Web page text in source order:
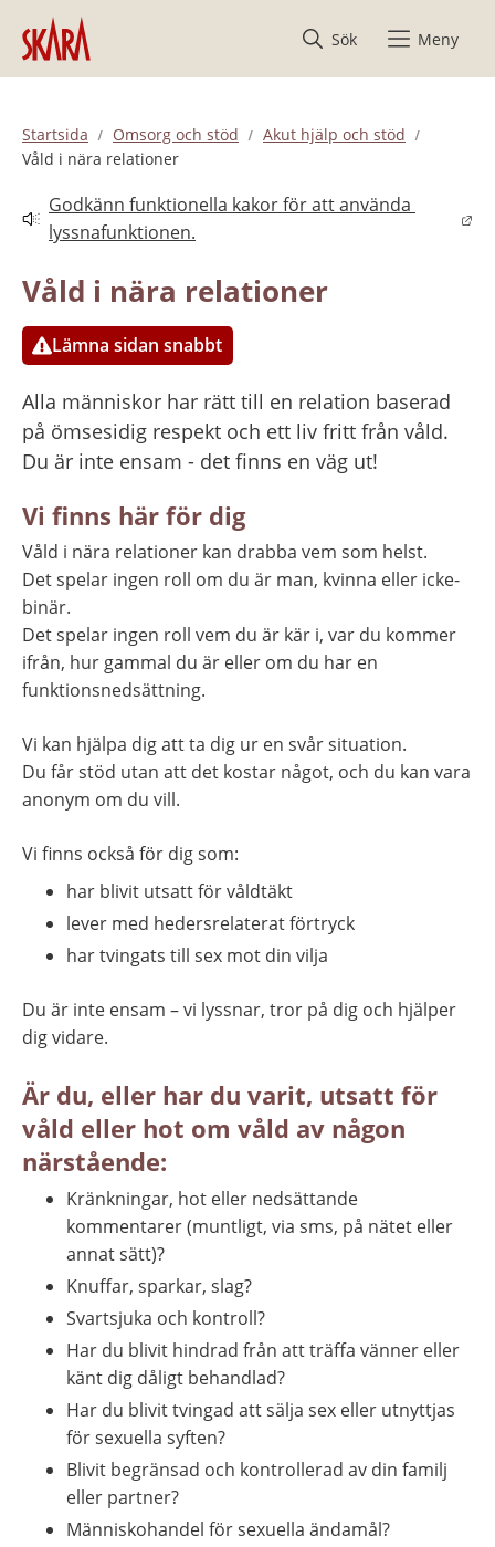
Hoppa till innehåll
Sök
Meny
Startsida Omsorg och stöd
Akut hjälp och stöd
Våld i nära relationer
Godkänn funktionella kakor för att använda
lyssnafunktionen.
Länk till annan webbplats.
Våld i nära relationer
Lämna sidan snabbt
Alla människor har rätt till en relation baserad
på ömsesidig respekt och ett liv fritt från våld.
Du är inte ensam - det finns en väg ut!
Vi finns här för dig
Våld i nära relationer kan drabba vem som helst.
Det spelar ingen roll om du är man, kvinna eller icke-
binär.
Det spelar ingen roll vem du är kär i, var du kommer
ifrån, hur gammal du är eller om du har en
funktionsnedsättning.
Vi kan hjälpa dig att ta dig ur en svår situation.
Du får stöd utan att det kostar något, och du kan vara
anonym om du vill.
Vi finns också för dig som:
har blivit utsatt för våldtäkt
lever med hedersrelaterat förtryck
har tvingats till sex mot din vilja
Du är inte ensam – vi lyssnar, tror på dig och hjälper
dig vidare.
Är du, eller har du varit, utsatt för
våld eller hot om våld av någon
närstående:
Kränkningar, hot eller nedsättande
kommentarer (muntligt, via sms, på nätet eller
annat sätt)?
Knuffar, sparkar, slag?
Svartsjuka och kontroll?
Har du blivit hindrad från att träffa vänner eller
känt dig dåligt behandlad?
Har du blivit tvingad att sälja sex eller utnyttjas
för sexuella syften?
Blivit begränsad och kontrollerad av din familj
eller partner?
Människohandel för sexuella ändamål?